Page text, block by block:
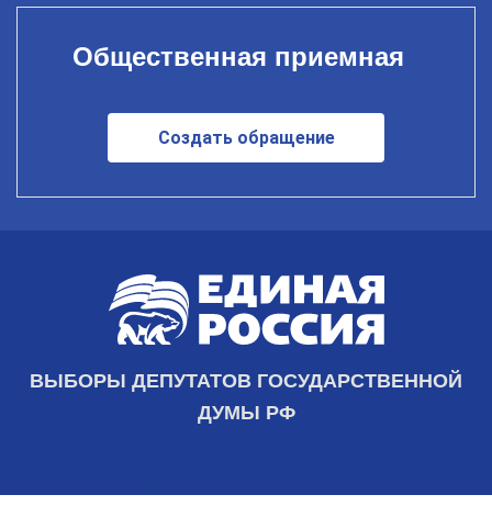
Общественная приемная
Создать обращение
ВЫБОРЫ ДЕПУТАТОВ ГОСУДАРСТВЕННОЙ
ДУМЫ РФ